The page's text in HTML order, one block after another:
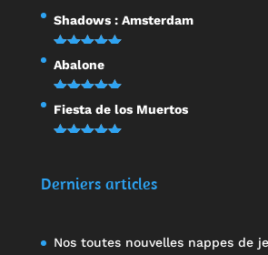
Note5.00
sur 5
Shadows : Amsterdam
Note5.00
sur 5
Abalone
Note5.00
sur 5
Fiesta de los Muertos
Derniers articles
Nos toutes nouvelles nappes de